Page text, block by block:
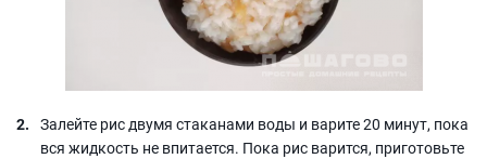
Залейте рис двумя стаканами воды и варите 20 минут, пока
вся жидкость не впитается. Пока рис варится, приготовьте